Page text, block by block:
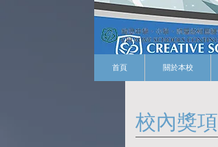
首頁 關於本校
​校內獎項